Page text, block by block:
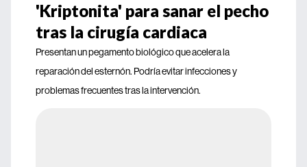
'Kriptonita' para sanar el pecho
tras la cirugía cardiaca
Presentan un pegamento biológico que acelera la
reparación del esternón. Podría evitar infecciones y
problemas frecuentes tras la intervención.